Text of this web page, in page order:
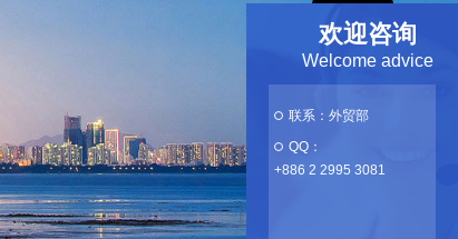
欢迎咨询
Welcome advice
联系：外贸部
QQ：
+886 2 2995 3081